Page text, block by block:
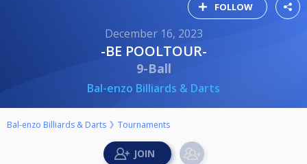
FOLLOW
December 16, 2023
-BE POOLTOUR-
9-Ball
Bal-enzo Billiards & Darts
Bal-enzo Billiards & Darts Tournaments